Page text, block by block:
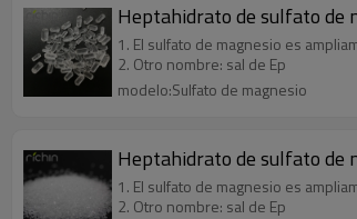
Heptahidrato de sulfato de
1. El sulfato de magnesio es
2. Otro nombre: sal de Ep
modelo:Sulfato de magnesio
Heptahidrato de sulfato de
1. El sulfato de magnesio es
2. Otro nombre: sal de Ep